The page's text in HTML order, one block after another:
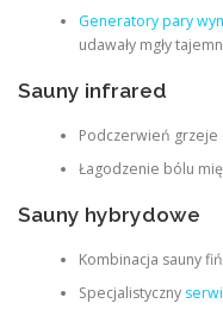
Generatory pary
udawały mgły
Sauny infrared
Podczerwień grzeje
Łagodzenie bólu
Sauny hybrydowe
Kombinacja sauny
Specjalistyczny